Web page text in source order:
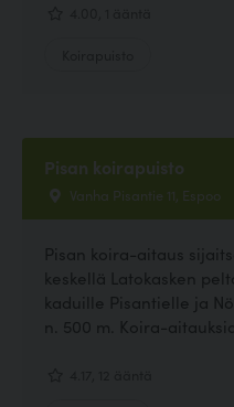
Pisan koirapuisto
Vanha Pisantie 11, Espoo
Pisan koira-aitaus
keskellä Latokasken
kaduille Pisantielle ja
n. 500 m. Koira-aitauksia